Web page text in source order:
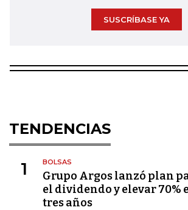
SUSCRÍBASE YA
TENDENCIAS
1 BOLSAS
Grupo Argos lanzó plan
el dividendo y elevar 70%
tres años